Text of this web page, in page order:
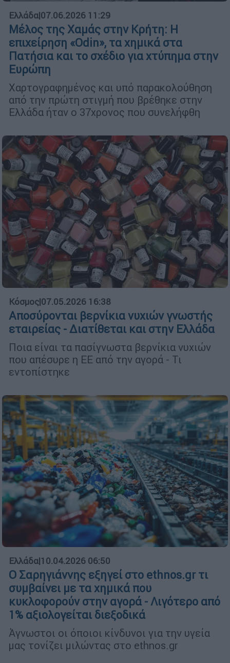
Ελλάδα|07.06.2026 11:29
Μέλος της Χαμάς στην Κρήτη: Η
επιχείρηση «Odin», τα χημικά στα
Πατήσια και το σχέδιο για χτύπημα στην
Ευρώπη
Χαρτογραφημένος και υπό παρακολούθηση
από την πρώτη στιγμή που βρέθηκε στην
Ελλάδα ήταν ο 37χρονος που συνελήφθη
Κόσμος|07.05.2026 16:38
Αποσύρονται βερνίκια νυχιών γνωστής
εταιρείας - Διατίθεται και στην Ελλάδα
Ποια είναι τα πασίγνωστα βερνίκια νυχιών
που απέσυρε η ΕΕ από την αγορά - Τι
εντοπίστηκε
Ελλάδα|10.04.2026 06:50
Ο Σαρηγιάννης εξηγεί στο ethnos.gr τι
συμβαίνει με τα χημικά που
κυκλοφορούν στην αγορά - Λιγότερο από
1% αξιολογείται διεξοδικά
Άγνωστοι οι όποιοι κίνδυνοι για την υγεία
μας τονίζει μιλώντας στο ethnos.gr